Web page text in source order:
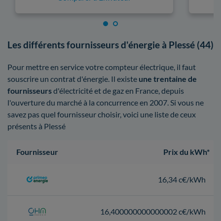
Les différents fournisseurs d'énergie à Plessé (44)
Pour mettre en service votre compteur électrique, il faut
souscrire un contrat d'énergie. Il existe une trentaine de
fournisseursd'électricité et de gaz en France, depuis
l'ouverture du marché à la concurrence en 2007. Si vous ne
savez pas quel fournisseur choisir, voici une liste de ceux
présents à Plessé
Fournisseur Prix du kWh*
16,34 c€/kWh
16,400000000000002 c€/kWh